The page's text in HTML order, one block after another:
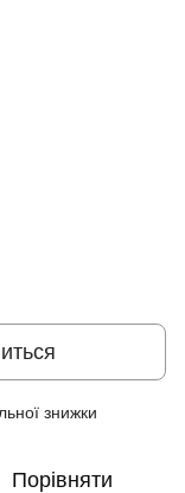
знижки
Порівняти